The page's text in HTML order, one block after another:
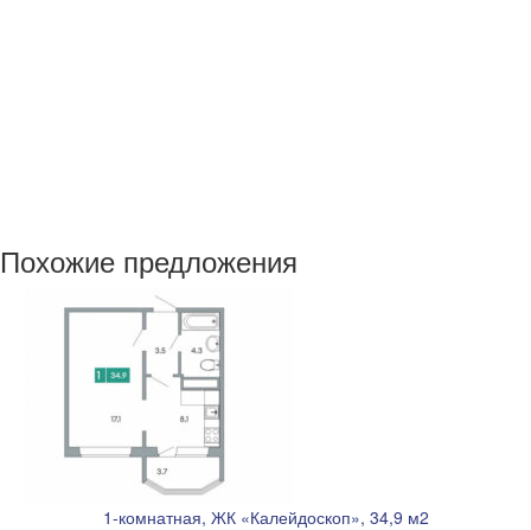
Похожие предложения
1-комнатная, ЖК «Калейдоскоп», 34,9 м2